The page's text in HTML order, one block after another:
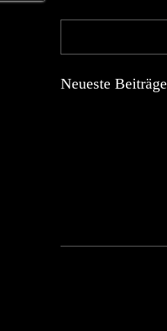
Neueste Beiträge